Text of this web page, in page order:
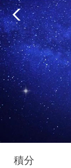
積分